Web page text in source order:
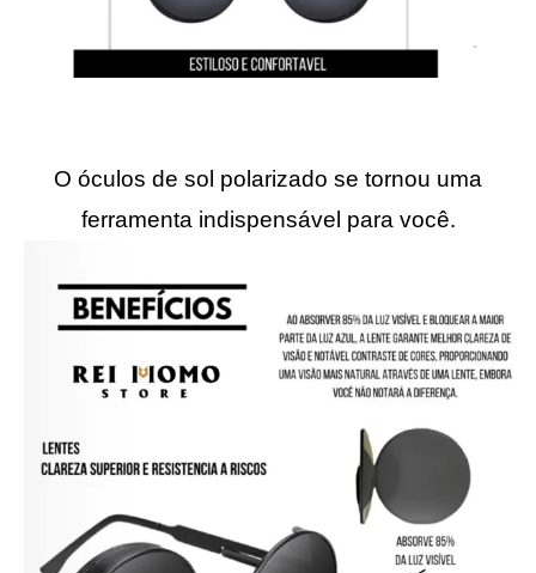
O óculos de sol polarizado se tornou uma
ferramenta indispensável para você.